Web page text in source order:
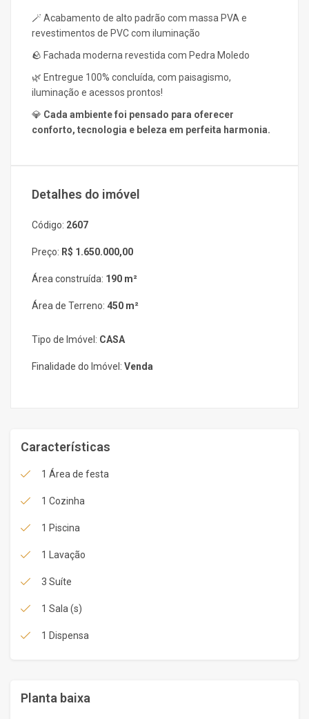
🪄 Acabamento de alto padrão com massa PVA e
revestimentos de PVC com iluminação
🪨 Fachada moderna revestida com Pedra Moledo
🌿 Entregue 100% concluída, com paisagismo,
iluminação e acessos prontos!
💎 Cada ambiente foi pensado para oferecer
conforto, tecnologia e beleza em perfeita harmonia.
Detalhes do imóvel
Código: 2607
Preço: R$ 1.650.000,00
Área construída: 190 m²
Área de Terreno: 450 m²
Tipo de Imóvel: CASA
Finalidade do Imóvel: Venda
Características
1 Área de festa
1 Cozinha
1 Piscina
1 Lavação
3 Suíte
1 Sala (s)
1 Dispensa
Planta baixa